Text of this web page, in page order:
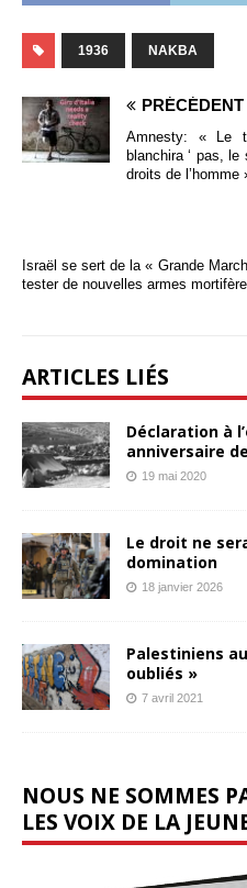
1936 NAKBA
PRÉCÉDENT
Amnesty: « Le
blanchira ‘ pas, le
droits de l’homme
Israël se sert de la « Grande
tester de nouvelles armes
ARTICLES LIÉS
Déclaration à
anniversaire
19 mai 2020
Le droit ne
domination
18 janvier 2026
Palestiniens
oubliés »
7 avril 2021
NOUS NE SOMMES
LES VOIX DE LA